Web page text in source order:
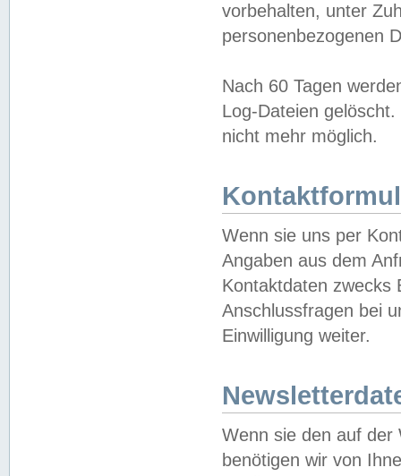
vorbehalten, unter
personenbezogenen
Nach 60 Tagen
Log-Dateien
nicht mehr möglich.
Wenn sie uns per
Angaben aus dem
Kontaktdaten zwecks
Anschlussfragen bei
Einwilligung weiter.
Wenn sie den auf der
benötigen wir von